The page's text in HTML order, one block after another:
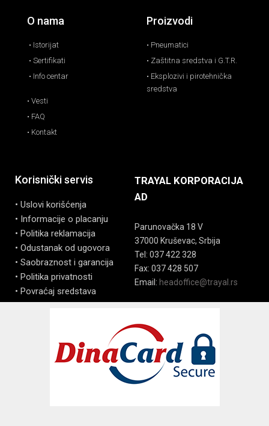
O nama
• Istorijat
• Sertifikati
• Info centar
• Vesti
• FAQ
• Kontakt
Proizvodi
• Pneumatici
• Zaštitna sredstva i G.T.R.
• Eksplozivi i pirotehnička
sredstva
Korisnički servis
• Uslovi korišćenja
• Informacije o placanju
• Politika reklamacija
• Odustanak od ugovora
• Saobraznost i garancija
• Politika privatnosti
• Povraćaj sredstava
TRAYAL KORPORACIJA
AD
Parunovačka 18 V
37000 Kruševac, Srbija
Tel: 037 422 328
Fax: 037 428 507
Email: headoffice@trayal.rs